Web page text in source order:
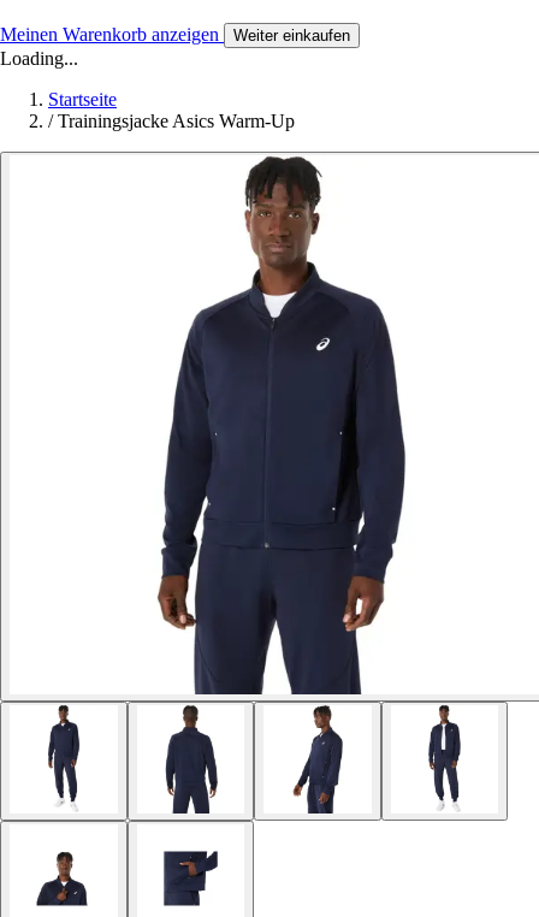
Meinen Warenkorb anzeigen Weiter einkaufen
Loading...
Startseite
/ Trainingsjacke Asics Warm-Up